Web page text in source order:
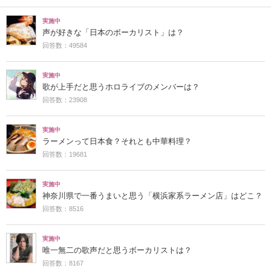
実施中
声が好きな「日本のボーカリスト」は？
回答数：49584
実施中
歌が上手だと思うホロライブのメンバーは？
回答数：23908
実施中
ラーメンって日本食？それとも中華料理？
回答数：19681
実施中
神奈川県で一番うまいと思う「横浜家系ラーメン店」はどこ？
回答数：8516
実施中
唯一無二の歌声だと思うボーカリストは？
回答数：8167